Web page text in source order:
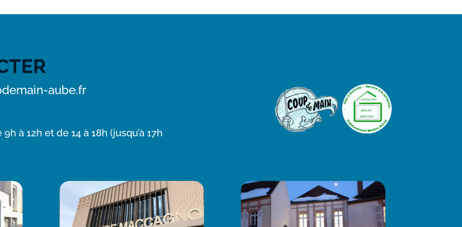
aube.fr
à 12h et de 14 à 18h (jusqu’à 17h